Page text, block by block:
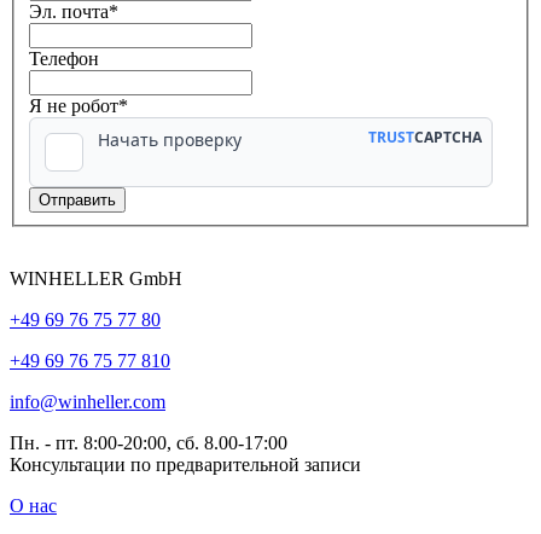
Эл. почта*
Телефон
Я не робот*
WINHELLER GmbH
+49 69 76 75 77 80
+49 69 76 75 77 810
info@winheller.com
Пн. - пт. 8:00-20:00, сб. 8.00-17:00
Консультации по предварительной записи
О нас